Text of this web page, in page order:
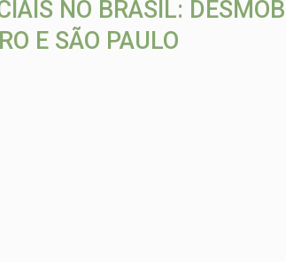
NO BRASIL:
E SÃO PAULO